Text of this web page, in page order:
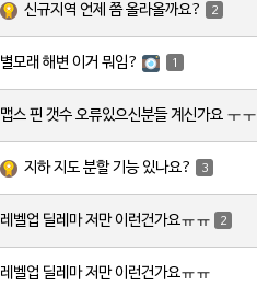
신규지역 언제 쯤 올라올까요? 2
별모래 해변 이거 뭐임? 1
맵스 핀 갯수 오류있으신분들 계신가요 ㅜㅜ
지하 지도 분할 기능 있나요? 3
레벨업 딜레마 저만 이런건가요ㅠㅠ 2
레벨업 딜레마 저만 이런건가요ㅠㅠ